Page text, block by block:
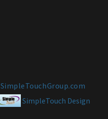
SimpleTouchGroup.com
SimpleTouch Design